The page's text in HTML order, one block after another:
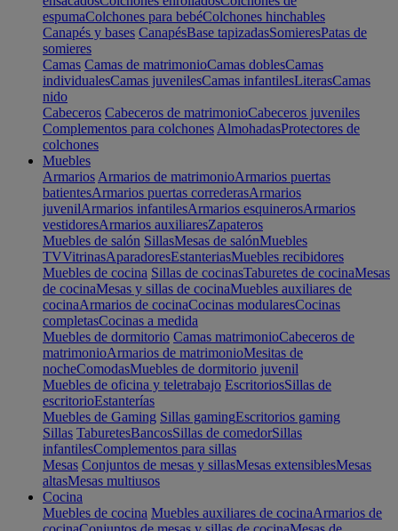
espumaColchones para bebéColchones hinchables
Canapés y bases CanapésBase tapizadasSomieresPatas de
somieres
Camas Camas de matrimonioCamas doblesCamas
individualesCamas juvenilesCamas infantilesLiterasCamas
nido
Cabeceros Cabeceros de matrimonioCabeceros juveniles
Complementos para colchones AlmohadasProtectores de
colchones
Muebles
Armarios Armarios de matrimonioArmarios puertas
batientesArmarios puertas correderasArmarios
juvenilArmarios infantilesArmarios esquinerosArmarios
vestidoresArmarios auxiliaresZapateros
Muebles de salón SillasMesas de salónMuebles
TVVitrinasAparadoresEstanteriasMuebles recibidores
Muebles de cocina Sillas de cocinasTaburetes de cocinaMesas
de cocinaMesas y sillas de cocinaMuebles auxiliares de
cocinaArmarios de cocinaCocinas modularesCocinas
completasCocinas a medida
Muebles de dormitorio Camas matrimonioCabeceros de
matrimonioArmarios de matrimonioMesitas de
nocheComodasMuebles de dormitorio juvenil
Muebles de oficina y teletrabajo EscritoriosSillas de
escritorioEstanterías
Muebles de Gaming Sillas gamingEscritorios gaming
Sillas TaburetesBancosSillas de comedorSillas
infantilesComplementos para sillas
Mesas Conjuntos de mesas y sillasMesas extensiblesMesas
altasMesas multiusos
Cocina
Muebles de cocina Muebles auxiliares de cocinaArmarios de